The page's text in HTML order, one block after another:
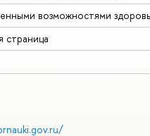
возможностями
страница